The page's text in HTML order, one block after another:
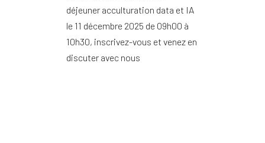
déjeuner acculturation data et IA
le 11 décembre 2025 de 09h00 à
10h30, inscrivez-vous et venez en
discuter avec nous